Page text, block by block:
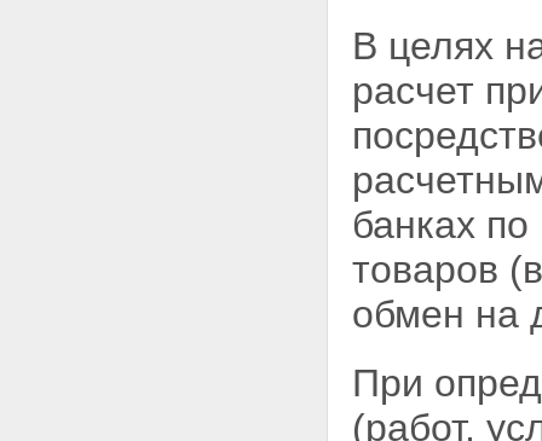
В целях
расчет
банках
товаров
обмен на
При
(работ,